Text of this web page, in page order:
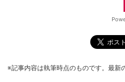
※記事内容は執筆時点のものです。最新